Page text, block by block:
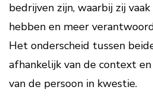
bedrijven zijn, waarbij zij
hebben en meer
Het onderscheid tussen
afhankelijk van de context
van de persoon in kwestie.